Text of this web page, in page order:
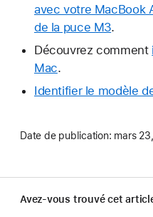
avec votre MacBook
de la puce M3.
Découvrez comment
Mac.
Identifier le modèle
Date de publication: mars
Avez-vous trouvé cet